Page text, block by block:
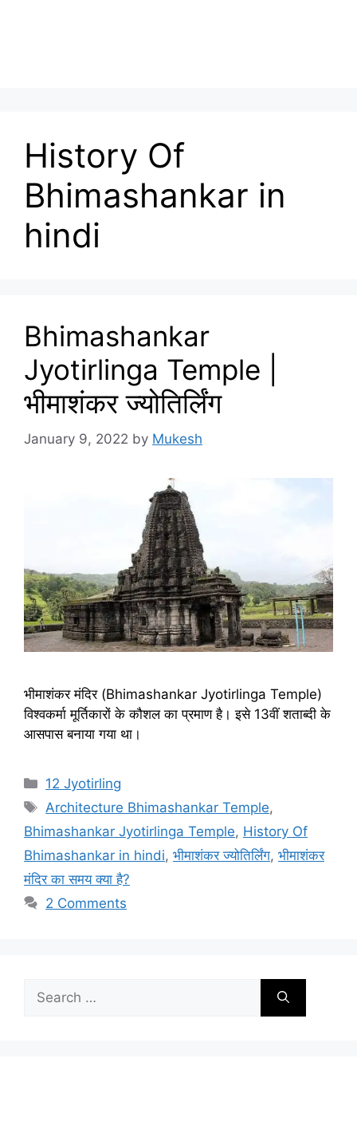
History Of
Bhimashankar in
hindi
Bhimashankar
Jyotirlinga Temple |
भीमाशंकर ज्योतिर्लिंग
January 9, 2022 by Mukesh
भीमाशंकर मंदिर (Bhimashankar Jyotirlinga Temple)
विश्वकर्मा मूर्तिकारों के कौशल का प्रमाण है। इसे 13वीं शताब्दी के
आसपास बनाया गया था।
Categories
12 Jyotirling
Tags
Architecture Bhimashankar Temple,
Bhimashankar Jyotirlinga Temple, History Of
Bhimashankar in hindi, भीमाशंकर ज्योतिर्लिंग, भीमाशंकर
मंदिर का समय क्या है?
2 Comments
for: